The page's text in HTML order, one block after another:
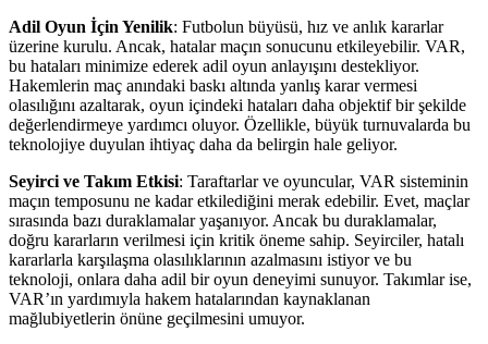
Adil Oyun İçin Yenilik: Futbolun büyüsü, hız ve anlık kararlar
üzerine kurulu. Ancak, hatalar maçın sonucunu etkileyebilir. VAR,
bu hataları minimize ederek adil oyun anlayışını destekliyor.
Hakemlerin maç anındaki baskı altında yanlış karar vermesi
olasılığını azaltarak, oyun içindeki hataları daha objektif bir şekilde
değerlendirmeye yardımcı oluyor. Özellikle, büyük turnuvalarda bu
teknolojiye duyulan ihtiyaç daha da belirgin hale geliyor.
Seyirci ve Takım Etkisi: Taraftarlar ve oyuncular, VAR sisteminin
maçın temposunu ne kadar etkilediğini merak edebilir. Evet, maçlar
sırasında bazı duraklamalar yaşanıyor. Ancak bu duraklamalar,
doğru kararların verilmesi için kritik öneme sahip. Seyirciler, hatalı
kararlarla karşılaşma olasılıklarının azalmasını istiyor ve bu
teknoloji, onlara daha adil bir oyun deneyimi sunuyor. Takımlar ise,
VAR’ın yardımıyla hakem hatalarından kaynaklanan
mağlubiyetlerin önüne geçilmesini umuyor.